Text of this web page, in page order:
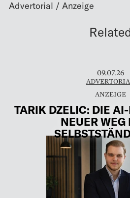
09.07.26
TARIK DZELIC: DIE
NEUER WEG